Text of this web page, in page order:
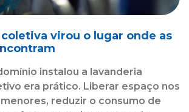
virou o lugar onde as
instalou a lavanderia
era prático. Liberar espaço nos
reduzir o consumo de